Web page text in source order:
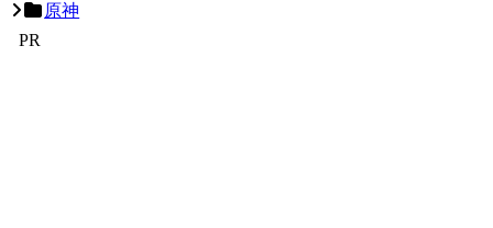
原神
PR